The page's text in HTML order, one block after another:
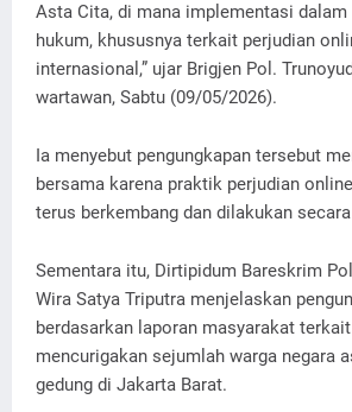
Asta Cita, di mana implementasi
hukum, khususnya terkait perjudian
internasional,” ujar Brigjen Pol.
wartawan, Sabtu (09/05/2026).
Ia menyebut pengungkapan tersebut
bersama karena praktik perjudian
terus berkembang dan dilakukan
Sementara itu, Dirtipidum Bareskrim
Wira Satya Triputra menjelaskan
berdasarkan laporan masyarakat
mencurigakan sejumlah warga negara
gedung di Jakarta Barat.